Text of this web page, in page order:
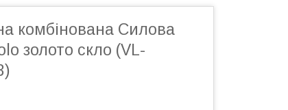
комбінована Силова
золото скло (VL-